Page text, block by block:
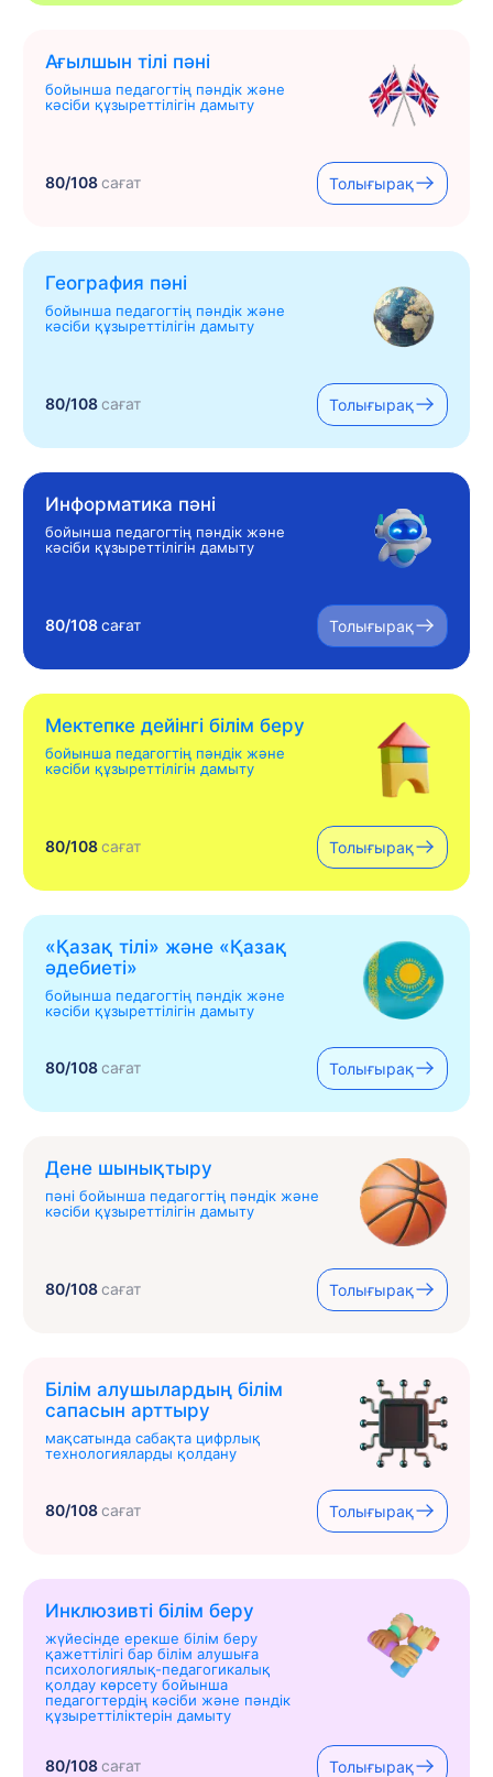
Ағылшын тілі пәні
бойынша педагогтің пәндік және
кәсіби құзыреттілігін дамыту
80/108сағат Толығырақ
География пәні
бойынша педагогтің пәндік және
кәсіби құзыреттілігін дамыту
80/108сағат Толығырақ
Информатика пәні
бойынша педагогтің пәндік және
кәсіби құзыреттілігін дамыту
80/108сағат Толығырақ
Мектепке дейінгі білім беру
бойынша педагогтің пәндік және
кәсіби құзыреттілігін дамыту
80/108сағат Толығырақ
«Қазақ тілі» жəне «Қазақ
əдебиеті»
бойынша педагогтің пәндік және
кәсіби құзыреттілігін дамыту
80/108сағат Толығырақ
Дене шынықтыру
пәні бойынша педагогтің пәндік және
кәсіби құзыреттілігін дамыту
80/108сағат Толығырақ
Білім алушылардың білім
сапасын арттыру
мақсатында сабақта цифрлық
технологияларды қолдану
80/108сағат Толығырақ
Инклюзивті білім беру
жүйесінде ерекше білім беру
қажеттілігі бар білім алушыға
психологиялық-педагогикалық
қолдау көрсету бойынша
педагогтердің кәсіби және пәндік
құзыреттіліктерін дамыту
80/108сағат Толығырақ